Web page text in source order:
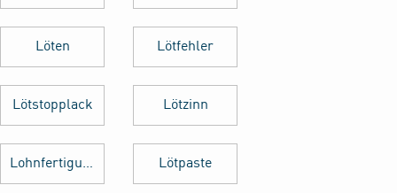
Löten Lötfehler
Lötstopplack Lötzinn
Lohnfertigung Lötpaste